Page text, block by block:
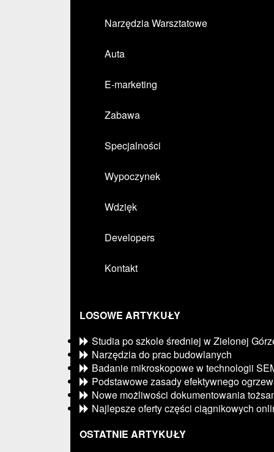
Narzędzia Warsztatowe
Auta
E-marketing
Zabawa
Specjalności
Wypoczynek
Wdzięk
Developers
Kontakt
LOSOWE ARTYKUŁY
Studia po szkole średniej w Zielonej
Narzędzia do prac budowlanych
Badanie mikroskopowe w technologii
Podstawowe zasady efektywnego
Nowe możliwości dokumentowania
Najlepsze oferty części ciągnikowych
OSTATNIE ARTYKUŁY